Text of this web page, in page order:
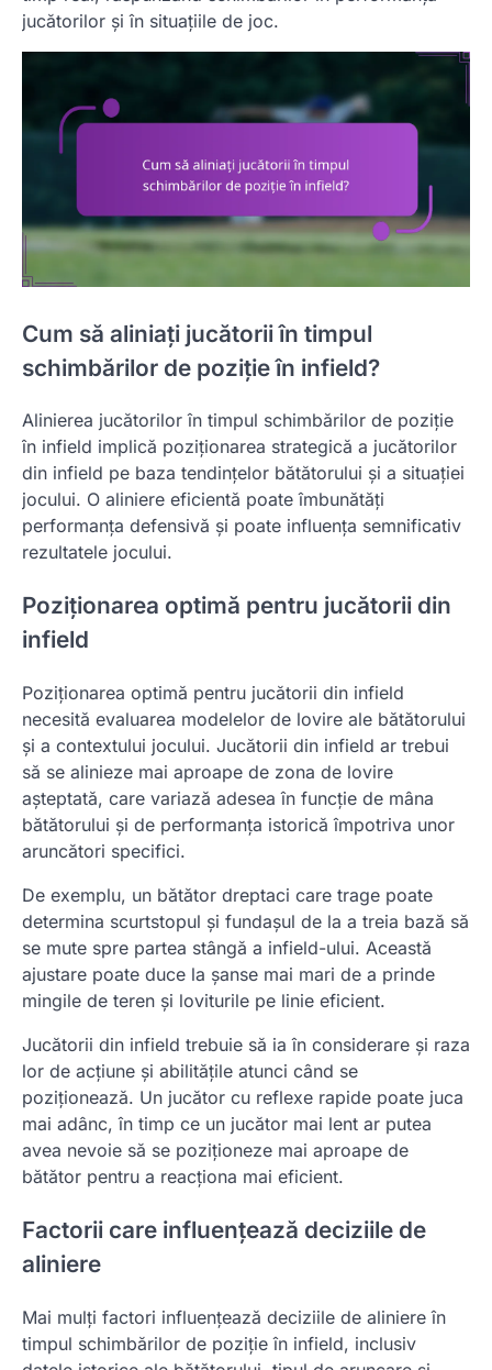
jucătorilor și în situațiile de joc.
Cum să aliniați jucătorii în timpul
schimbărilor de poziție în infield?
Alinierea jucătorilor în timpul schimbărilor de poziție
în infield implică poziționarea strategică a jucătorilor
din infield pe baza tendințelor bătătorului și a situației
jocului. O aliniere eficientă poate îmbunătăți
performanța defensivă și poate influența semnificativ
rezultatele jocului.
Poziționarea optimă pentru jucătorii din
infield
Poziționarea optimă pentru jucătorii din infield
necesită evaluarea modelelor de lovire ale bătătorului
și a contextului jocului. Jucătorii din infield ar trebui
să se alinieze mai aproape de zona de lovire
așteptată, care variază adesea în funcție de mâna
bătătorului și de performanța istorică împotriva unor
aruncători specifici.
De exemplu, un bătător dreptaci care trage poate
determina scurtstopul și fundașul de la a treia bază să
se mute spre partea stângă a infield-ului. Această
ajustare poate duce la șanse mai mari de a prinde
mingile de teren și loviturile pe linie eficient.
Jucătorii din infield trebuie să ia în considerare și raza
lor de acțiune și abilitățile atunci când se
poziționează. Un jucător cu reflexe rapide poate juca
mai adânc, în timp ce un jucător mai lent ar putea
avea nevoie să se poziționeze mai aproape de
bătător pentru a reacționa mai eficient.
Factorii care influențează deciziile de
aliniere
Mai mulți factori influențează deciziile de aliniere în
timpul schimbărilor de poziție în infield, inclusiv